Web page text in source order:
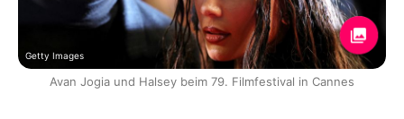
Getty Images
Avan Jogia und Halsey beim 79. Filmfestival in Cannes